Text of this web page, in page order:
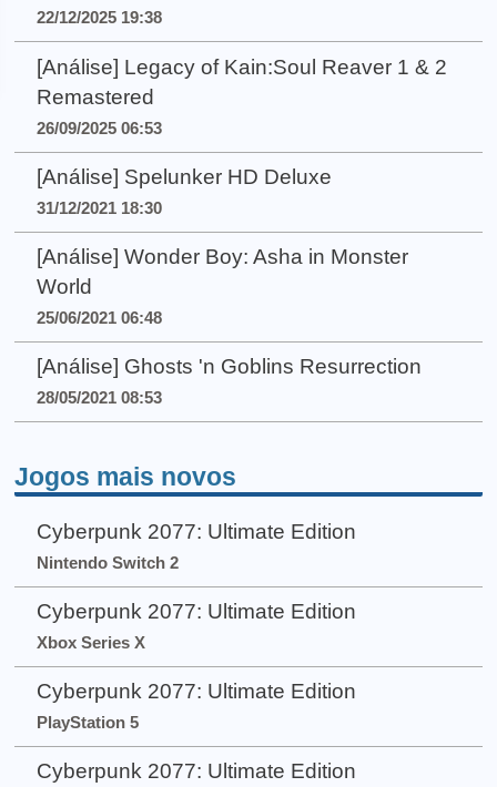
22/12/2025 19:38
[Análise] Legacy of Kain:Soul Reaver 1 & 2
Remastered
26/09/2025 06:53
[Análise] Spelunker HD Deluxe
31/12/2021 18:30
[Análise] Wonder Boy: Asha in Monster
World
25/06/2021 06:48
[Análise] Ghosts 'n Goblins Resurrection
28/05/2021 08:53
Jogos mais novos
Cyberpunk 2077: Ultimate Edition
Nintendo Switch 2
Cyberpunk 2077: Ultimate Edition
Xbox Series X
Cyberpunk 2077: Ultimate Edition
PlayStation 5
Cyberpunk 2077: Ultimate Edition